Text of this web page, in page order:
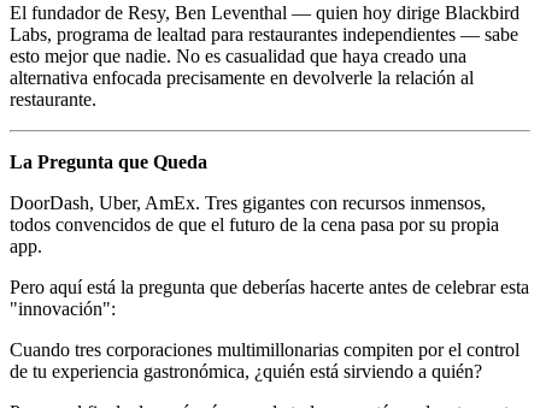
El fundador de Resy, Ben Leventhal — quien hoy dirige Blackbird
Labs, programa de lealtad para restaurantes independientes — sabe
esto mejor que nadie. No es casualidad que haya creado una
alternativa enfocada precisamente en devolverle la relación al
restaurante.
La Pregunta que Queda
DoorDash, Uber, AmEx. Tres gigantes con recursos inmensos,
todos convencidos de que el futuro de la cena pasa por su propia
app.
Pero aquí está la pregunta que deberías hacerte antes de celebrar esta
"innovación":
Cuando tres corporaciones multimillonarias compiten por el control
de tu experiencia gastronómica, ¿quién está sirviendo a quién?